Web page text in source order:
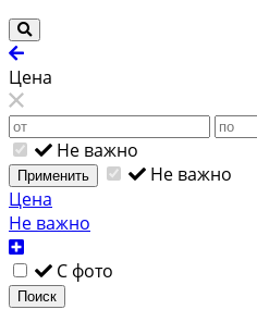
Цена
Не важно
Применить
Не важно
Цена
Не важно
С фото
Поиск